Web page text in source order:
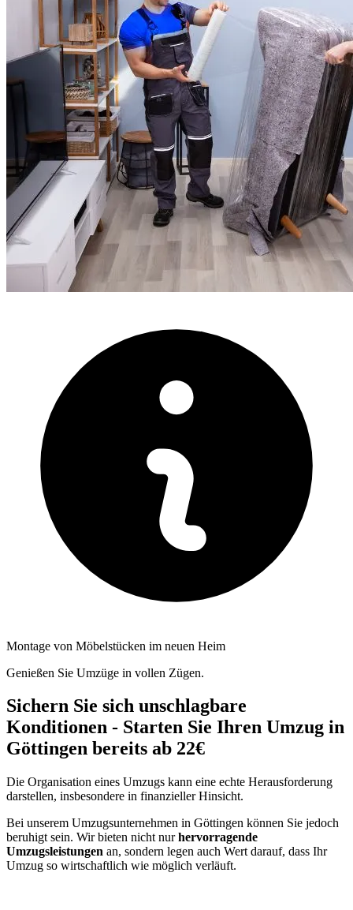
Montage von Möbelstücken im neuen Heim
Genießen Sie Umzüge in vollen Zügen.
Sichern Sie sich unschlagbare
Konditionen - Starten Sie Ihren Umzug in
Göttingen bereits ab 22€
Die Organisation eines Umzugs kann eine echte Herausforderung
darstellen, insbesondere in finanzieller Hinsicht.
Bei unserem Umzugsunternehmen in Göttingen können Sie jedoch
beruhigt sein. Wir bieten nicht nurhervorragende
Umzugsleistungen an, sondern legen auch Wert darauf, dass Ihr
Umzug so wirtschaftlich wie möglich verläuft.